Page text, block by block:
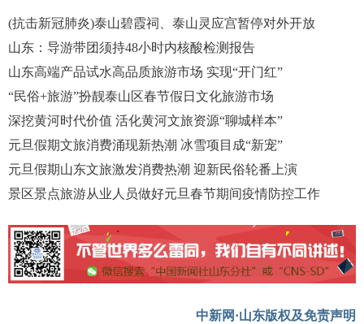
(抗击新冠肺炎)泰山碧霞祠、泰山灵应宫暂停对外开放
山东：导游带团须持48小时内核酸检测报告
山东高端产品试水高品质旅游市场 实现“开门红”
“民俗+旅游”扮靓泰山区春节假日文化旅游市场
深挖黄河时代价值 活化黄河文旅资源“聊城样本”
元旦假期文旅消费涌现新热潮 冰雪项目成“新宠”
元旦假期山东文旅激发消费热潮 迎新民俗轮番上演
景区景点旅游从业人员做好元旦春节期间疫情防控工作
中新网·山东版权及免责声明